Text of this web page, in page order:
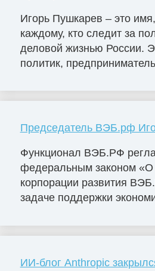
Игорь Пушкарев – это
каждому, кто следит за
деловой жизнью России.
политик,
Председатель ВЭБ.рф
Функционал ВЭБ.РФ
федеральным законом «О
корпорации развития
задаче поддержки
ИИ-блог Anthropic